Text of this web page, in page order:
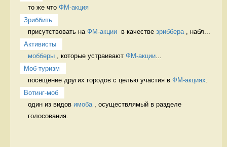
то же что ФМ-акция
Зриббить
присутствовать на ФМ-акции
  в качестве
зриббера , набл...
Активисты
мобберы , которые устраивают ФМ-акции
Моб-туризм
посещение других городов с целью участия в ФМ-акциях
Вотинг-моб
один из видов имоба , осуществлямый в разделе
голосования.